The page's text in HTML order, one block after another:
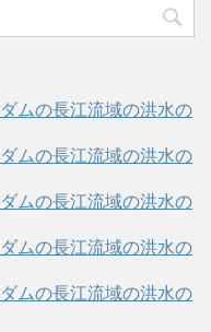
ムの長江流域の洪水の
ムの長江流域の洪水の
ムの長江流域の洪水の
ムの長江流域の洪水の
ムの長江流域の洪水の